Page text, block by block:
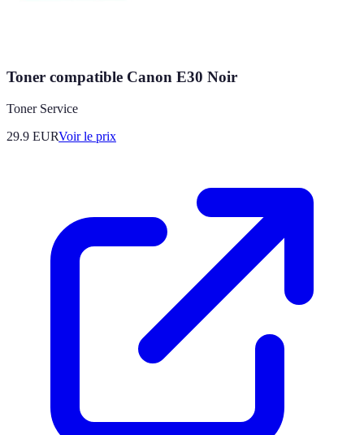
Toner compatible Canon E30 Noir
Toner Service
29.9 EURVoir le prix